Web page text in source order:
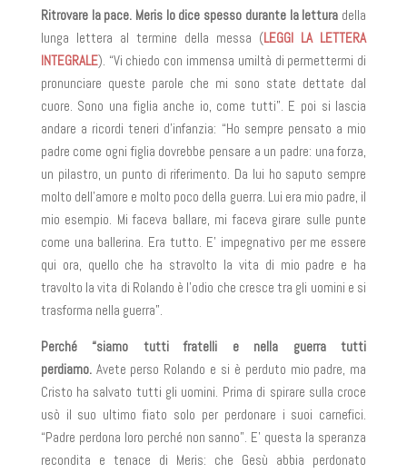
Ritrovare la pace. Meris lo dice spesso durante la lettura della
lunga lettera al termine della messa (LEGGI LA LETTERA
INTEGRALE). “Vi chiedo con immensa umiltà di permettermi di
pronunciare queste parole che mi sono state dettate dal
cuore. Sono una figlia anche io, come tutti”. E poi si lascia
andare a ricordi teneri d’infanzia: “Ho sempre pensato a mio
padre come ogni figlia dovrebbe pensare a un padre: una forza,
un pilastro, un punto di riferimento. Da lui ho saputo sempre
molto dell’amore e molto poco della guerra. Lui era mio padre, il
mio esempio. Mi faceva ballare, mi faceva girare sulle punte
come una ballerina. Era tutto. E’ impegnativo per me essere
qui ora, quello che ha stravolto la vita di mio padre e ha
travolto la vita di Rolando è l’odio che cresce tra gli uomini e si
trasforma nella guerra”.
Perché “siamo tutti fratelli e nella guerra tutti
perdiamo.Avete perso Rolando e si è perduto mio padre, ma
Cristo ha salvato tutti gli uomini. Prima di spirare sulla croce
usò il suo ultimo fiato solo per perdonare i suoi carnefici.
“Padre perdona loro perché non sanno”. E’ questa la speranza
recondita e tenace di Meris: che Gesù abbia perdonato